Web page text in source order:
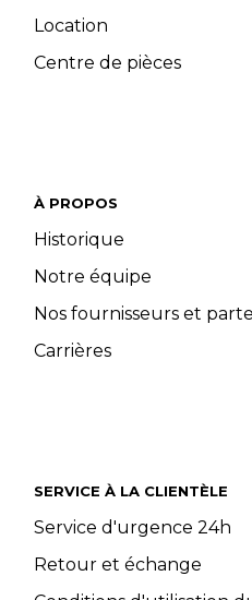
Location
Centre de pièces
À PROPOS
Historique
Notre équipe
Nos fournisseurs et
Carrières
SERVICE À LA CLIENTÈLE
Service d'urgence 24h
Retour et échange